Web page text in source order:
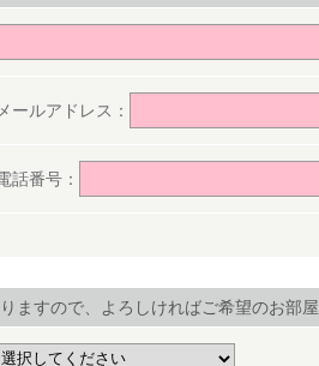
メールアドレス：
話番号：
ますので、よろしければご希望のお部